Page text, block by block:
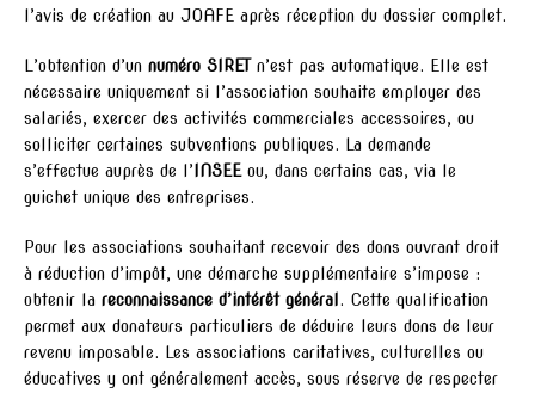
l’avis de création au JOAFE après réception du dossier complet.
L’obtention d’un numéro SIRETn’est pas automatique. Elle est
nécessaire uniquement si l’association souhaite employer des
salariés, exercer des activités commerciales accessoires, ou
solliciter certaines subventions publiques. La demande
s’effectue auprès de l’ INSEEou, dans certains cas, via le
guichet unique des entreprises.
Pour les associations souhaitant recevoir des dons ouvrant droit
à réduction d’impôt, une démarche supplémentaire s’impose :
obtenir la reconnaissance d’intérêt général . Cette qualification
permet aux donateurs particuliers de déduire leurs dons de leur
revenu imposable. Les associations caritatives, culturelles ou
éducatives y ont généralement accès, sous réserve de respecter